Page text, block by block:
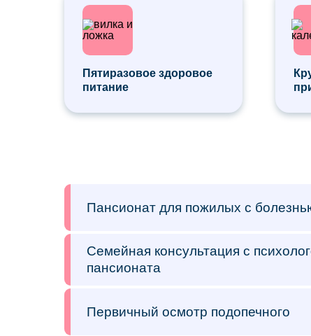
Пятиразовое здоровое
питание
Пансионат для пожилых с
Семейная консультация с
пансионата
Первичный осмотр подопечного